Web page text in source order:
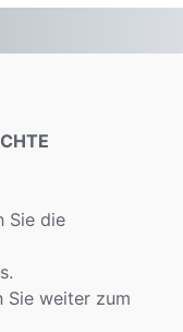
Sie die
Sie weiter zum